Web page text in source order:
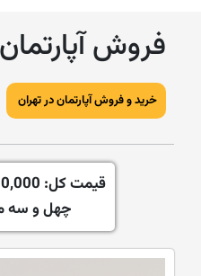
فروش‌ آپارتمان 180 متر نیاوران فول بازسازی مدرن
خرید و فروش آپارتمان در تهران
قیمت کل:
چهل و سه